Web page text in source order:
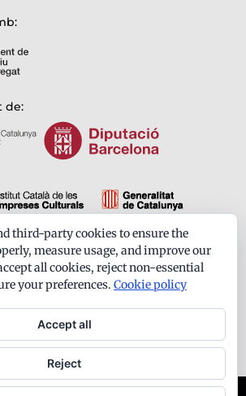
de:
third-party cookies to ensure the
measure usage, and improve our
all cookies, reject non-essential
your preferences. Cookie policy
Accept all
Reject